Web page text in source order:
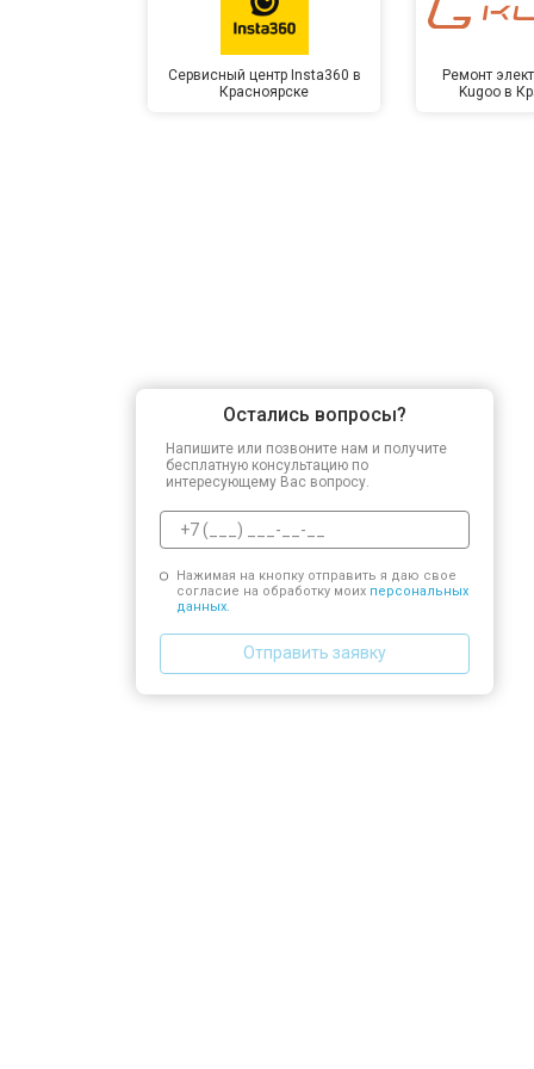
Прошивка BIOS
Замена северного моста
Сервисный центр Insta360 в
Красноярске
Ремонт
Kugoo в
Остались вопросы?
Напишите или позвоните нам и получите
бесплатную консультацию по
интересующему Вас вопросу.
Нажимая на кнопку отправить я даю свое
согласие на обработку моих персональных
данных.
Отправить заявку